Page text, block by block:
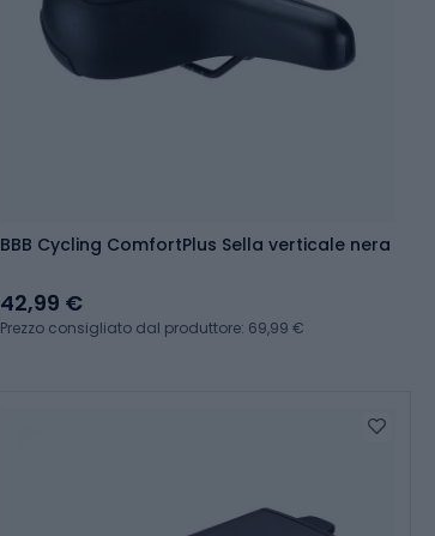
BBB Cycling ComfortPlus Sella verticale nera
42,99 €
Prezzo consigliato dal produttore: 69,99 €